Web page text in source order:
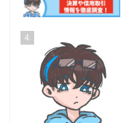
4